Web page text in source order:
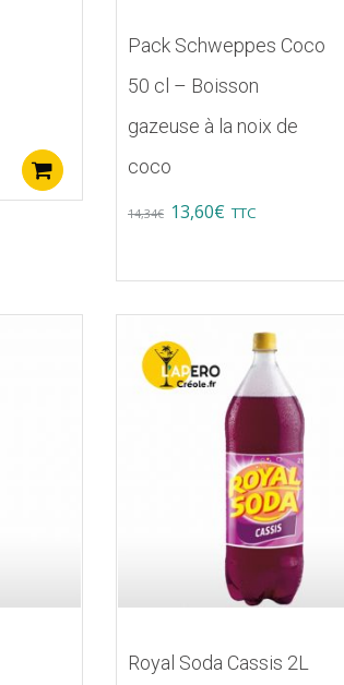
Ajouter au panier
Pack Schweppes Coco
50 cl – Boisson
gazeuse à la noix de
coco
14,34€ Original
was:
14,34€.
13,60€ Current
is:
13,60€.
TTC
Royal Soda Cassis 2L